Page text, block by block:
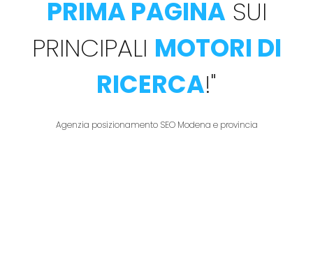
PRIMA PAGINA SUI
PRINCIPALI MOTORI DI
RICERCA!"
Agenzia posizionamento SEO Modena e provincia